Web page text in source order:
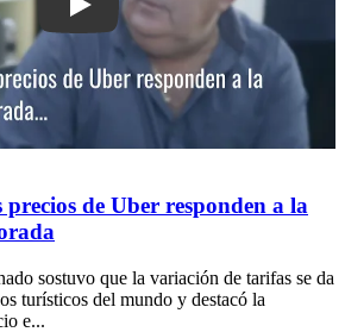
Play: Abella dijo que los precios de
de Uber responden a la
sostuvo que la variación de tarifas se da
turísticos del mundo y destacó la
e...